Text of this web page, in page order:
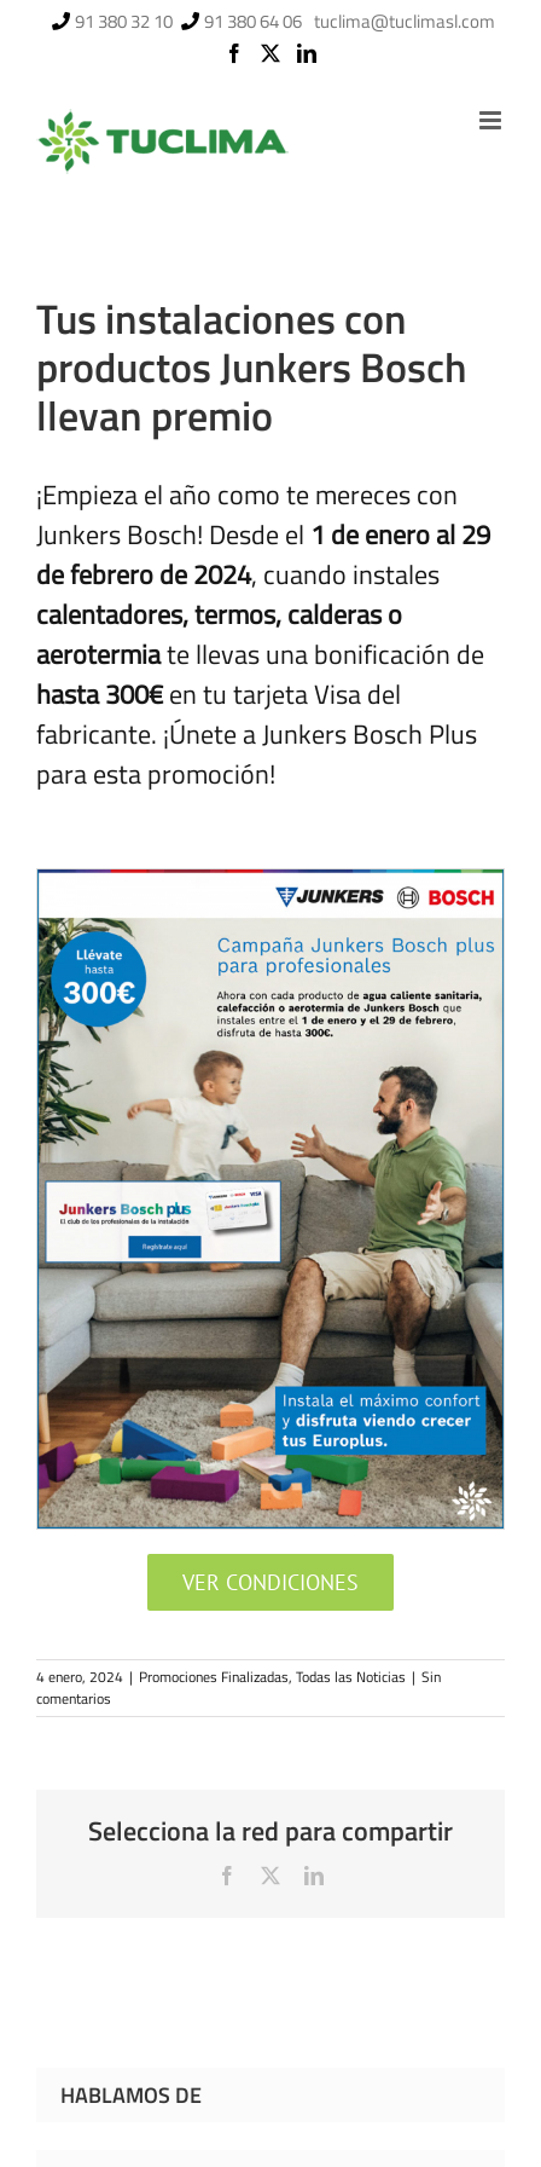
91 380 32 10 91 380 64 06 tuclima@tuclimasl.com
Tus instalaciones con
productos Junkers Bosch
llevan premio
¡Empieza el año como te mereces con
Junkers Bosch! Desde el 1 de enero al 29
de febrero de 2024, cuando instales
calentadores, termos, calderas o
aerotermiate llevas una bonificación de
hasta 300€en tu tarjeta Visa del
fabricante. ¡Únete a Junkers Bosch Plus
para esta promoción!
VER CONDICIONES
4 enero, 2024 | Promociones Finalizadas, Todas las Noticias | Sin
comentarios
Selecciona la red para compartir
Facebook LinkedIn
HABLAMOS DE